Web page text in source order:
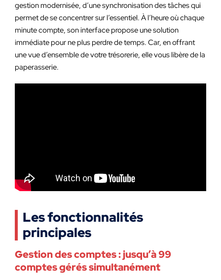
gestion modernisée, d’une synchronisation des tâches qui
permet de se concentrer sur l’essentiel. À l’heure où chaque
minute compte, son interface propose une solution
immédiate pour ne plus perdre de temps. Car, en offrant
une vue d’ensemble de votre trésorerie, elle vous libère de la
paperasserie.
Les fonctionnalités
principales
Gestion des comptes : jusqu’à 99
comptes gérés simultanément